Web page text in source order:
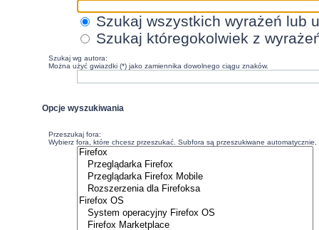
Szukaj wszystkich wyrażeń lub
Szukaj któregokolwiek z
Szukaj wg autora:
Można użyć gwiazdki (*) jako zamiennika dowolnego ciągu znaków.
Opcje wyszukiwania
Przeszukaj fora:
Wybierz fora, które chcesz przeszukać. Subfora są przeszukiwane